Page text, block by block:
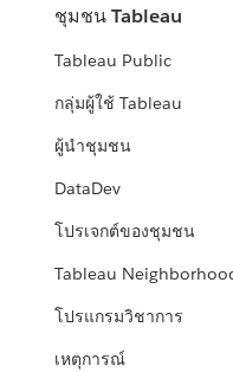
ชุมชน Tableau
Tableau Public
กลุ่มผู้ใช้ Tableau
ผู้นำชุมชน
DataDev
โปรเจกต์ของชุมชน
Tableau
โปรแกรมวิชาการ
เหตุการณ์